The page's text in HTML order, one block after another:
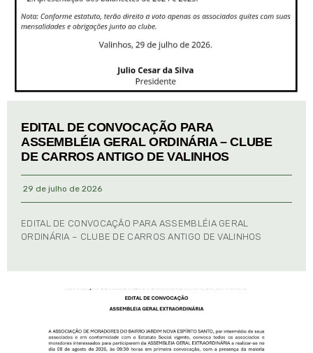
EDITAL DE CONVOCAÇÃO PARA
ASSEMBLÉIA GERAL ORDINÁRIA – CLUBE
DE CARROS ANTIGO DE VALINHOS
29 de julho de 2026
EDITAL DE CONVOCAÇÃO PARA ASSEMBLÉIA GERAL
ORDINÁRIA – CLUBE DE CARROS ANTIGO DE VALINHOS